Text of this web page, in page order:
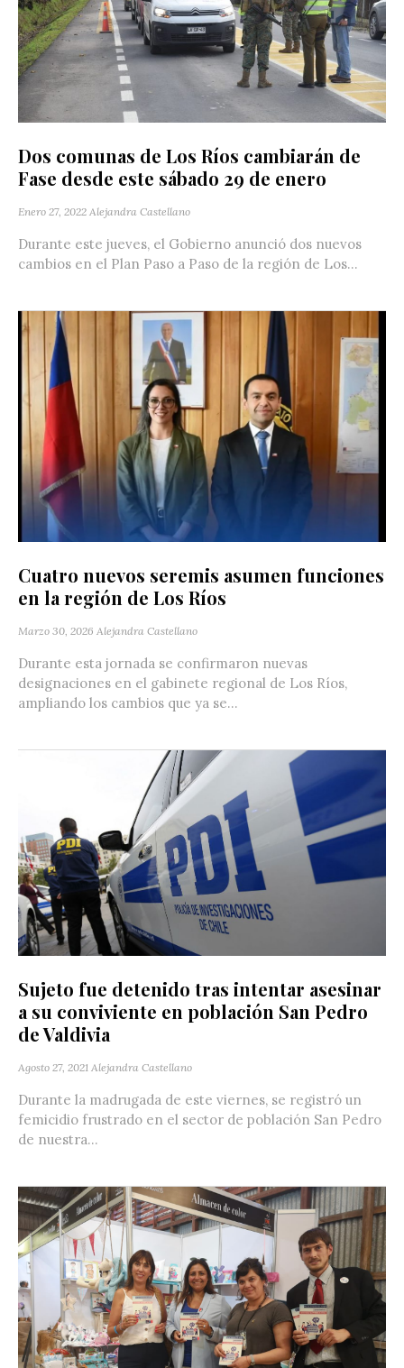
Dos comunas de Los Ríos cambiarán de
Fase desde este sábado 29 de enero
Enero 27, 2022 Alejandra Castellano
Durante este jueves, el Gobierno anunció dos nuevos
cambios en el Plan Paso a Paso de la región de Los...
Cuatro nuevos seremis asumen funciones
en la región de Los Ríos
Marzo 30, 2026 Alejandra Castellano
Durante esta jornada se confirmaron nuevas
designaciones en el gabinete regional de Los Ríos,
ampliando los cambios que ya se...
Sujeto fue detenido tras intentar asesinar
a su conviviente en población San Pedro
de Valdivia
Agosto 27, 2021 Alejandra Castellano
Durante la madrugada de este viernes, se registró un
femicidio frustrado en el sector de población San Pedro
de nuestra...